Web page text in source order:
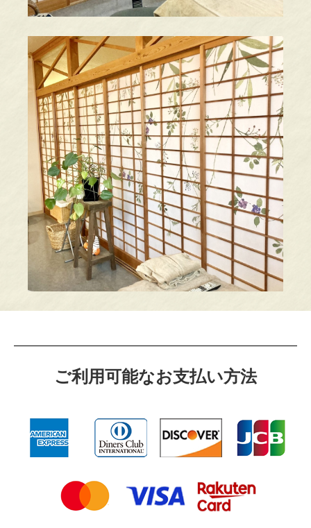
ご利⽤可能なお⽀払い⽅法